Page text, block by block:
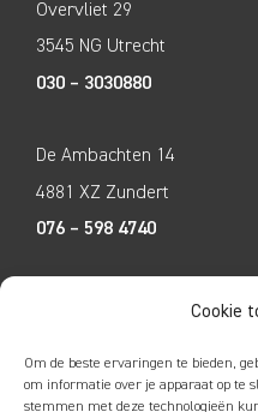
Cookie
Om de beste ervaringen te bieden,
om informatie over je apparaat op te
stemmen met deze technologieën
Overvliet 29
3545 NG Utrecht
030 – 3030880
De Ambachten 14
4881 XZ Zundert
076 – 598 4740
6365 ET Schinnen